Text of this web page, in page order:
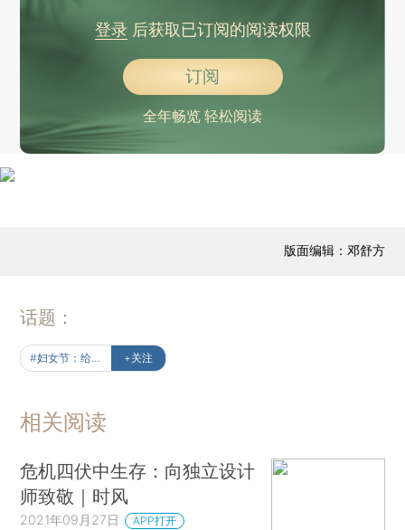
登录后获取已订阅的阅读权限
订阅
全年畅览 轻松阅读
版面编辑：邓舒方
话题：
+关注
相关阅读
危机四伏中生存：向独立设计
师致敬｜时风
2021年09月27日 APP打开